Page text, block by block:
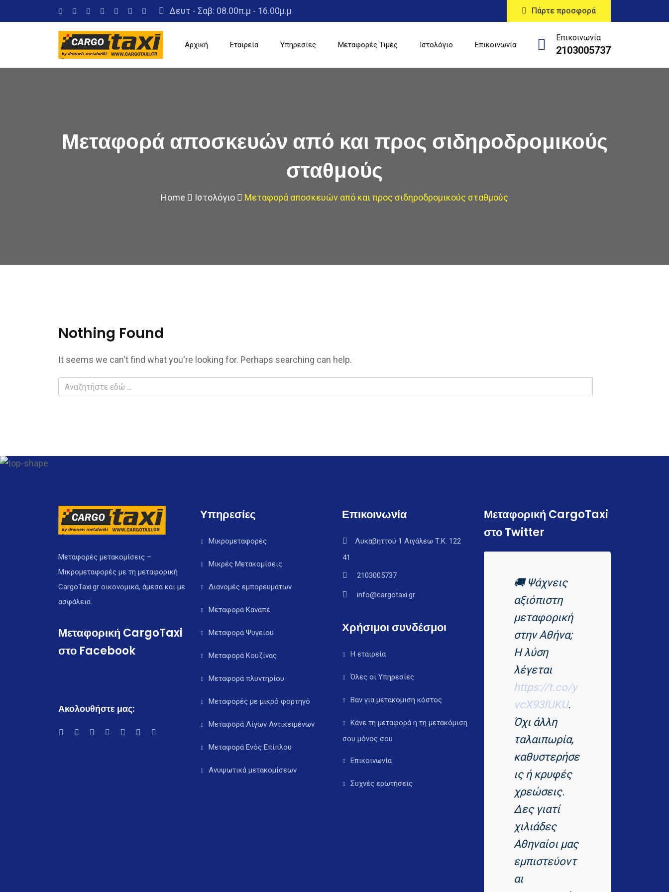
to
Δευτ - Σαβ: 08.00π.μ - 16.00μ.μ Πάρτε προσφορά
Αρχική Εταιρεία Υπηρεσίες Μεταφορές Τιμές Ιστολόγιο Επικοινωνία
Επικοινωνία
2103005737
Μεταφορά αποσκευών από και προς σιδηροδρομικούς
σταθμούς
Home Ιστολόγιο Μεταφορά αποσκευών από και προς σιδηροδρομικούς σταθμούς
Nothing Found
It seems we can't find what you're looking for. Perhaps searching can help.
Μεταφορές μετακομίσεις –
Μικρομεταφορές με τη μεταφορική
CargoTaxi.gr οικονομικά, άμεσα και με
ασφάλεια.
Μεταφορική CargoTaxi
στο Facebook
Ακολουθήστε μας:
Υπηρεσίες
Μικρομεταφορές
Μικρές Μετακομίσεις
Διανομές εμπορευμάτων
Μεταφορά Καναπέ
Μεταφορά Ψυγείου
Μεταφορά Κουζίνας
Μεταφορά πλυντηρίου
Μεταφορές με μικρό φορτηγό
Μεταφορά Λίγων Αντικειμένων
Μεταφορά Ενός Επίπλου
Ανυψωτικά μετακομίσεων
Επικοινωνία
Λυκαβηττού 1 Αιγάλεω Τ.Κ. 122
41
2103005737
info@cargotaxi.gr
Χρήσιμοι συνδέσμοι
Η εταιρεία
Όλες οι Υπηρεσίες
Βαν για μετακόμιση κόστος
Κάνε τη μεταφορά η τη μετακόμιση
σου μόνος σου
Επικοινωνία
Συχνές ερωτήσεις
Μεταφορική CargoTaxi
στο Twitter
🚚 Ψάχνεις
αξιόπιστη
μεταφορική
στην Αθήνα;
Η λύση
λέγεται
https://t.co/y
vcX93IUKU.
Όχι άλλη
ταλαιπωρία,
καθυστερήσε
ις ή κρυφές
χρεώσεις.
Δες γιατί
χιλιάδες
Αθηναίοι μας
εμπιστεύοντ
αι